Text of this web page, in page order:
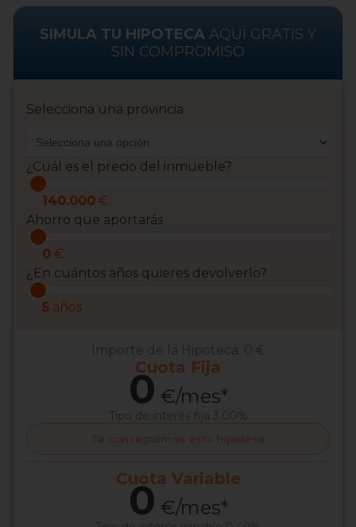
SIMULA TU HIPOTECA AQUÍ GRATIS Y
SIN COMPROMISO
Selecciona una provincia
¿Cuál es el precio del inmueble?
140.000 €
Ahorro que aportarás
0 €
¿En cuántos años quieres devolverlo?
5 años
Importe de la Hipoteca: 0 €
Cuota Fija
0 €/mes*
Tipo de interés fija 3.00%
Te conseguimos esta hipoteca
Cuota Variable
0 €/mes*